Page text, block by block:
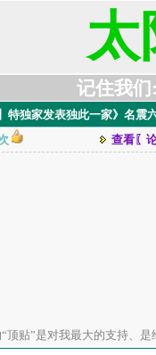
太
记住我们
特独家发表独此一家》名震
查看〖
顶贴”是对我最大的支持、